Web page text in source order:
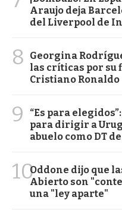
Araujo deja
del Liverpool de
8
Georgina
las críticas por su
Cristiano Ronaldo
9
“Es para
para dirigir a
abuelo como DT
10Oddone dijo que
Abierto son
una "ley aparte"